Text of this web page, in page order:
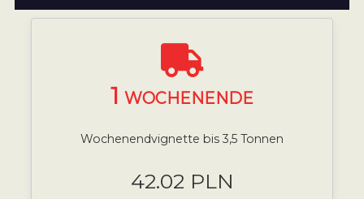
1 WOCHENENDE
Wochenendvignette bis 3,5 Tonnen
42.02 PLN